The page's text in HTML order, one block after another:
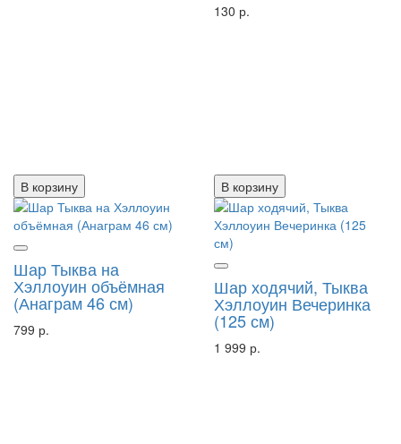
130 р.
В корзину В корзину
Шар Тыква на
Хэллоуин объёмная
(Анаграм 46 см)
799 р.
Шар ходячий, Тыква
Хэллоуин Вечеринка
(125 см)
1 999 р.